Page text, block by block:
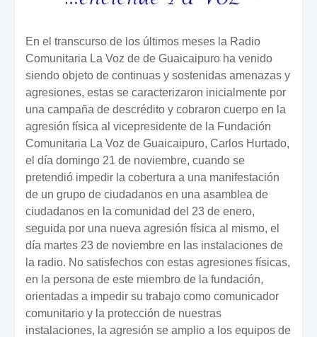
En el transcurso de los últimos meses la Radio
Comunitaria La Voz de de Guaicaipuro ha venido
siendo objeto de continuas y sostenidas amenazas y
agresiones, estas se caracterizaron inicialmente por
una campaña de descrédito y cobraron cuerpo en la
agresión física al vicepresidente de la Fundación
Comunitaria La Voz de Guaicaipuro, Carlos Hurtado,
el día domingo 21 de noviembre, cuando se
pretendió impedir la cobertura a una manifestación
de un grupo de ciudadanos en una asamblea de
ciudadanos en la comunidad del 23 de enero,
seguida por una nueva agresión física al mismo, el
día martes 23 de noviembre en las instalaciones de
la radio. No satisfechos con estas agresiones físicas,
en la persona de este miembro de la fundación,
orientadas a impedir su trabajo como comunicador
comunitario y la protección de nuestras
instalaciones, la agresión se amplio a los equipos de